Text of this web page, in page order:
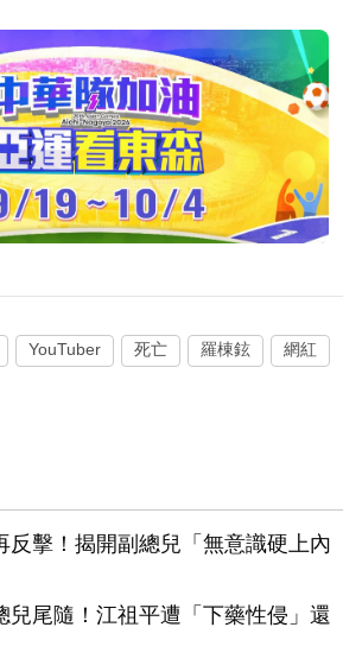
YouTuber 死亡 羅棟鉉 網紅
反擊！揭開副總兒「無意識硬上內
兒尾隨！江祖平遭「下藥性侵」還